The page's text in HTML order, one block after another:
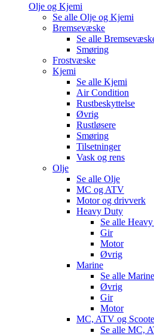
Olje og Kjemi
Se alle Olje og Kjemi
Bremsevæske
Se alle
Smøring
Frostvæske
Kjemi
Se alle Kjemi
Air Condition
Rustbeskyttelse
Øvrig
Rustløsere
Smøring
Tilsetninger
Vask og rens
Olje
Se alle Olje
MC og ATV
Motor og drivverk
Heavy Duty
Se alle
Gir
Motor
Øvrig
Marine
Se alle Marine
Øvrig
Gir
Motor
MC, ATV og
Se alle MC,